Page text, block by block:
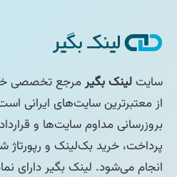
سایتلینک بگیرمرجع تخصصی
بروزرسانی مداوم سایت‌ها و
پرداخت، خرید بک‌لینک و رپورتاژ
انجام می‌شود. لینک بگیر دارای